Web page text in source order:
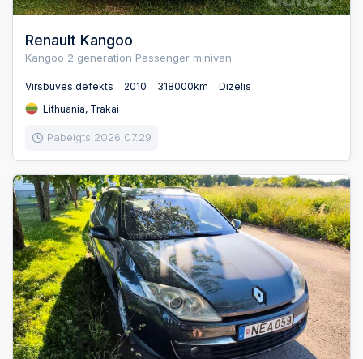
Renault Kangoo
Kangoo 2 generation Passenger minivan
Virsbūves defekts 2010 318000km
Dīzelis
Lithuania, Trakai
Pabeigts 2026.07.29